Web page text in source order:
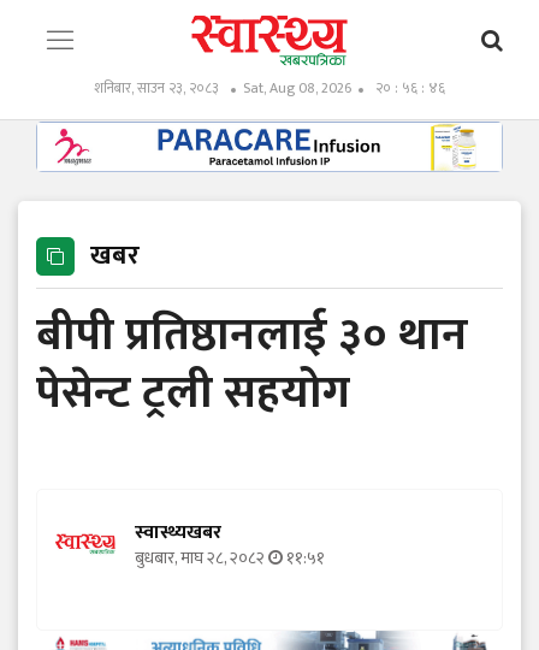
शनिबार, साउन २३, २०८३ Sat, Aug 08, 2026 २० : ५६ : ४७
खबर
बीपी प्रतिष्ठानलाई ३० थान
पेसेन्ट ट्रली सहयोग
स्वास्थ्यखबर
बुधबार, माघ २८, २०८२ ११:५१